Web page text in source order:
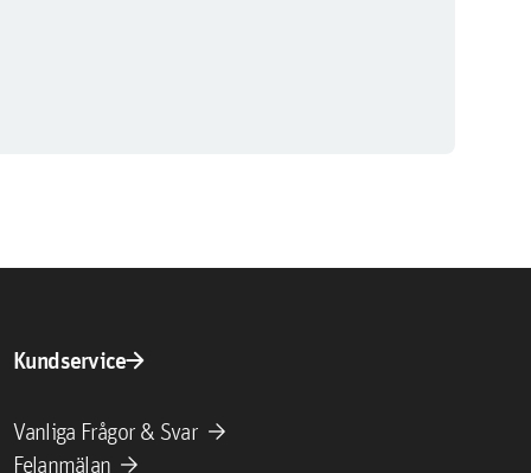
Kundservicearrow_forward
Vanliga Frågor & Svar arrow_forward
Felanmälan arrow_forward